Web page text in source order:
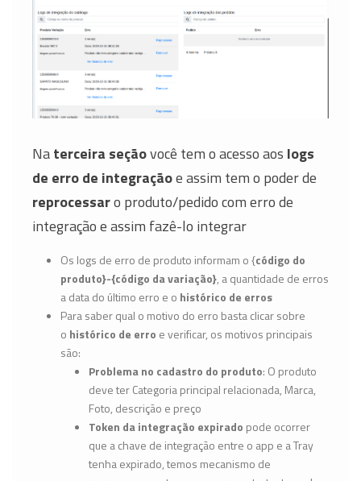
Naterceira seçãovocê tem o acesso aos logs
de erro de integraçãoe assim tem o poder de
reprocessaro produto/pedido com erro de
integração e assim fazê-lo integrar
Os logs de erro de produto informam o {código do
produto}-{código da variação}, a quantidade de erros
a data do último erro e o histórico de erros
Para saber qual o motivo do erro basta clicar sobre
o histórico de erro e verificar, os motivos principais
são:
Problema no cadastro do produto: O produto
deve ter Categoria principal relacionada, Marca,
Foto, descrição e preço
Token da integração expirado pode ocorrer
que a chave de integração entre o app e a Tray
tenha expirado, temos mecanismo de